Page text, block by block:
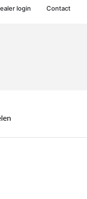
login Contact